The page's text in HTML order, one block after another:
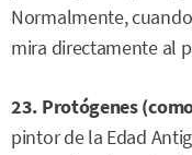
Normalmente,
mira directamente al
23. Protógenes
pintor de la Edad